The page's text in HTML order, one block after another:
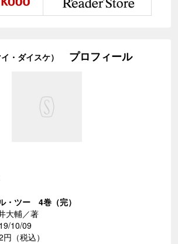
イ・ダイスケ） プロフィール
・ツー 4巻（完）
大輔／著
10/09
（税込）